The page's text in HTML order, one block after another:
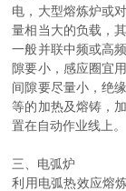
电，大型熔炼炉或
量相当大的负载，
一般并联中频或高
隙要小，感应圈宜
间隙要尽量小，绝
等的加热及熔铸，
置在自动作业线上。
三、电弧炉
利用电弧热效应熔